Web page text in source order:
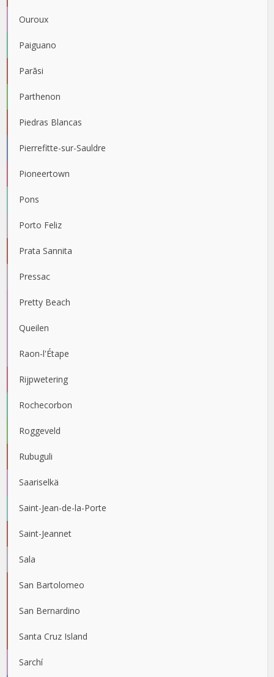
Ouroux
Paiguano
Parāsi
Parthenon
Piedras Blancas
Pierrefitte-sur-Sauldre
Pioneertown
Pons
Porto Feliz
Prata Sannita
Pressac
Pretty Beach
Queilen
Raon-l'Étape
Rijpwetering
Rochecorbon
Roggeveld
Rubuguli
Saariselkä
Saint-Jean-de-la-Porte
Saint-Jeannet
Sala
San Bartolomeo
San Bernardino
Santa Cruz Island
Sarchí